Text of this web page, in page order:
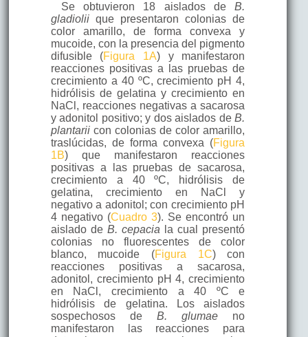
Se obtuvieron 18 aislados deB.
gladioliique presentaron colonias de
color amarillo, de forma convexa y
mucoide, con la presencia del pigmento
difusible (Figura 1A) y manifestaron
reacciones positivas a las pruebas de
crecimiento a 40 ºC, crecimiento pH 4,
hidrólisis de gelatina y crecimiento en
NaCl, reacciones negativas a sacarosa
y adonitol positivo; y dos aislados deB.
plantariicon colonias de color amarillo,
traslúcidas, de forma convexa (Figura
1B) que manifestaron reacciones
positivas a las pruebas de sacarosa,
crecimiento a 40 ºC, hidrólisis de
gelatina, crecimiento en NaCl y
negativo a adonitol; con crecimiento pH
4 negativo (Cuadro 3). Se encontró un
aislado de B. cepacia la cual presentó
colonias no fluorescentes de color
blanco, mucoide (Figura 1C) con
reacciones positivas a sacarosa,
adonitol, crecimiento pH 4, crecimiento
en NaCl, crecimiento a 40 ºC e
hidrólisis de gelatina. Los aislados
sospechosos deB. glumae no
manifestaron las reacciones para